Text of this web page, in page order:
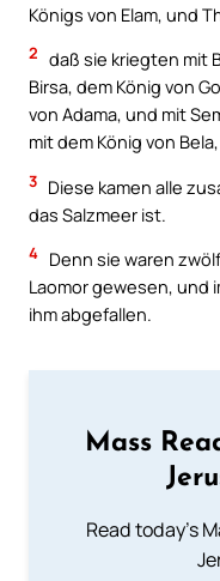
Königs von Elam, und
2 daß sie kriegten mit
Birsa, dem König von
von Adama, und mit
mit dem König von
3 Diese kamen alle
das Salzmeer ist.
4 Denn sie waren
Laomor gewesen, und
ihm abgefallen.
Mass
Read today's